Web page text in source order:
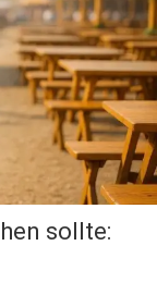
sollte: